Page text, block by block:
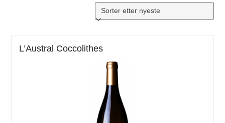
L’Austral Coccolithes